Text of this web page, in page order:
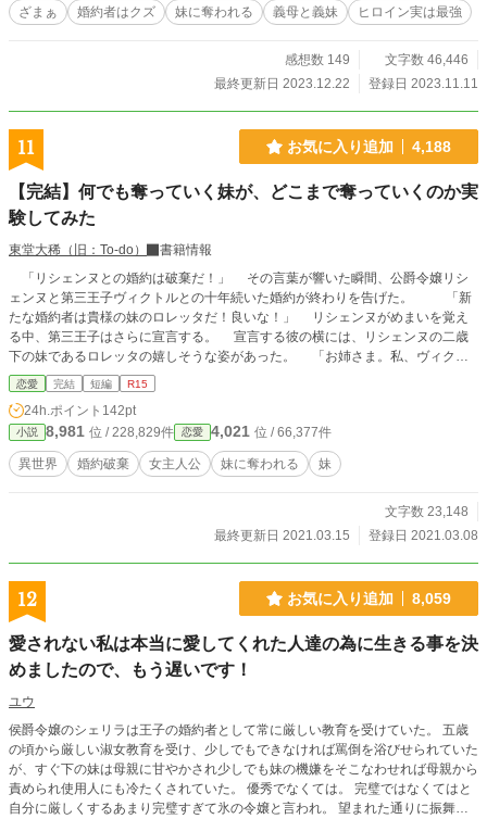
ざまぁ 婚約者はクズ 妹に奪われる 義母と義妹 ヒロイン実は最強
感想数 149
文字数 46,446
最終更新日 2023.12.22
登録日 2023.11.11
11 お気に入り追加 4,188
【完結】何でも奪っていく妹が、どこまで奪っていくのか実
験してみた
東堂大稀（旧：To-do）
書籍情報
「リシェンヌとの婚約は破棄だ！」 その言葉が響いた瞬間、公爵令嬢リシ
ェンヌと第三王子ヴィクトルとの十年続いた婚約が終わりを告げた。 「新
たな婚約者は貴様の妹のロレッタだ！良いな！」 リシェンヌがめまいを覚え
る中、第三王子はさらに宣言する。 宣言する彼の横には、リシェンヌの二歳
下の妹であるロレッタの嬉しそうな姿があった。 「お姉さま。私、ヴィクト
ル様のことが好きになってしまったの。ごめんなさいね」 まったく悪びれも
しないロレッタの声がリシェンヌには呪いのように聞こえた。実の姉の婚約者を
奪ったにもかかわらず、歪んだ喜びの表情を隠そうとしない。 その醜い笑み
を、リシェンヌは呆然と見つめていた。 まただ……。 リシェンヌは絶望の
中で思う。 彼女は妹が生まれた瞬間から、妹に奪われ続けてきたのだっ
た……。 ※全八話 一週間ほどで完結します。
恋愛 完結 短編 R15
24h.ポイント 142pt
小説 8,981 位 / 228,829件 恋愛 4,021 位 / 66,377件
異世界 婚約破棄 女主人公 妹に奪われる 妹
文字数 23,148
最終更新日 2021.03.15
登録日 2021.03.08
12 お気に入り追加 8,059
愛されない私は本当に愛してくれた人達の為に生きる事を決
めましたので、もう遅いです！
ユウ
侯爵令嬢のシェリラは王子の婚約者として常に厳しい教育を受けていた。 五歳
の頃から厳しい淑女教育を受け、少しでもできなければ罵倒を浴びせられていた
が、すぐ下の妹は母親に甘やかされ少しでも妹の機嫌をそこなわせれば母親から
責められ使用人にも冷たくされていた。 優秀でなくては。 完璧ではなくてはと
自分に厳しくするあまり完璧すぎて氷の令嬢と言われ。 望まれた通りに振舞え